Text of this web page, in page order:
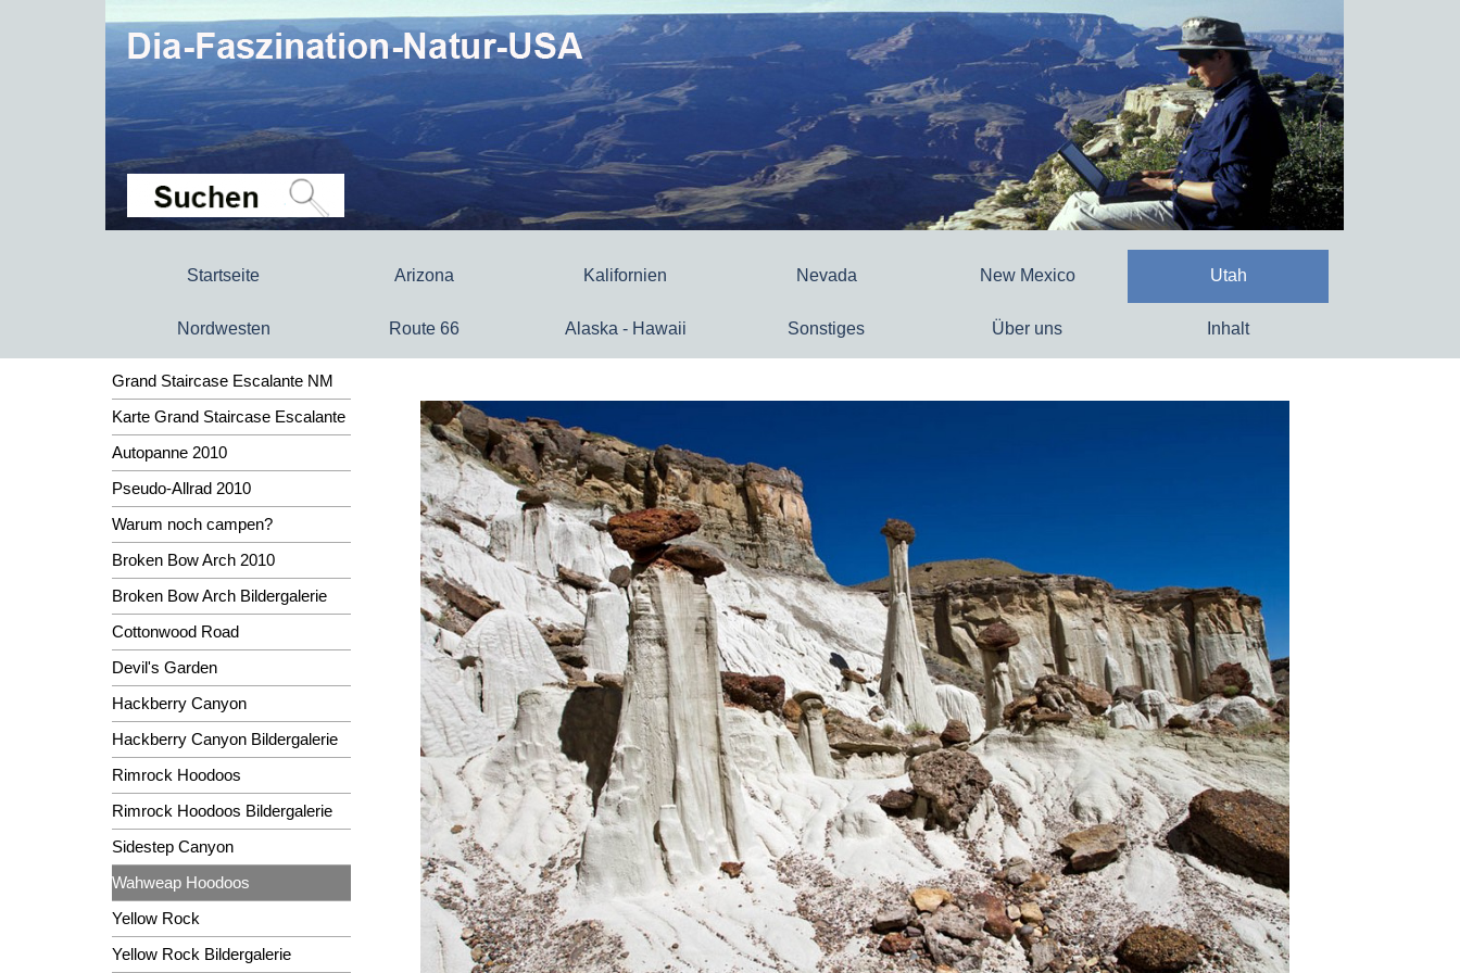
Startseite Arizona Kalifornien Nevada New Mexico Utah
Nordwesten Route 66 Alaska - Hawaii Sonstiges Über uns Inhalt
Grand Staircase Escalante NM
Karte Grand Staircase Escalante
Autopanne 2010
Pseudo-Allrad 2010
Warum noch campen?
Broken Bow Arch 2010
Broken Bow Arch Bildergalerie
Cottonwood Road
Devil's Garden
Hackberry Canyon
Hackberry Canyon Bildergalerie
Rimrock Hoodoos
Rimrock Hoodoos Bildergalerie
Sidestep Canyon
Wahweap Hoodoos
Yellow Rock
Yellow Rock Bildergalerie